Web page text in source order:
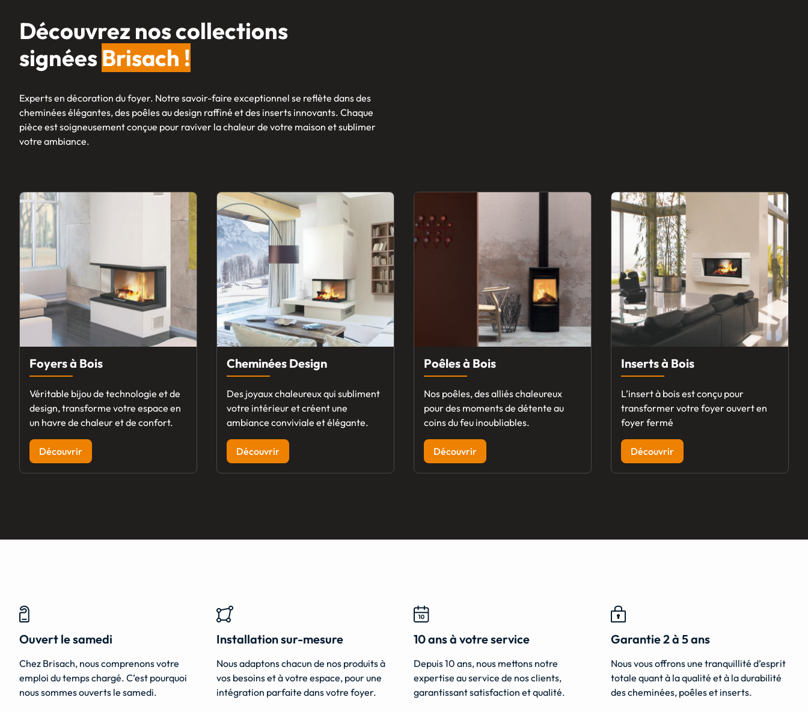
Découvrez nos collections
signéesBrisach !
Experts en décoration du foyer. Notre savoir-faire exceptionnel se reflète dans des
cheminées élégantes, des poêles au design raffiné et des inserts innovants. Chaque
pièce est soigneusement conçue pour raviver la chaleur de votre maison et sublimer
votre ambiance.
Foyers à Bois
Véritable bijou de technologie et de
design, transforme votre espace en
un havre de chaleur et de confort.
Découvrir
Cheminées Design
Des joyaux chaleureux qui subliment
votre intérieur et créent une
ambiance conviviale et élégante.
Découvrir
Poêles à Bois
Nos poêles, des alliés chaleureux
pour des moments de détente au
coins du feu inoubliables.
Découvrir
Inserts à Bois
L’insert à bois est conçu pour
transformer votre foyer ouvert en
foyer fermé
Découvrir
Ouvert le samedi
Chez Brisach, nous comprenons votre
emploi du temps chargé. C’est pourquoi
nous sommes ouverts le samedi.
Installation sur-mesure
Nous adaptons chacun de nos produits à
vos besoins et à votre espace, pour une
intégration parfaite dans votre foyer.
10 ans à votre service
Depuis 10 ans, nous mettons notre
expertise au service de nos clients,
garantissant satisfaction et qualité.
Garantie 2 à 5 ans
Nous vous offrons une tranquillité d’esprit
totale quant à la qualité et à la durabilité
des cheminées, poêles et inserts.